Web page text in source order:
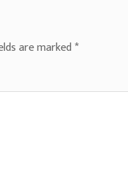
are marked*